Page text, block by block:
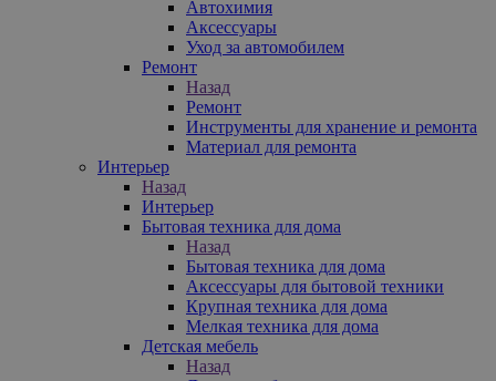
Автохимия
Аксессуары
Уход за автомобилем
Ремонт
Назад
Ремонт
Инструменты для хранение и ремонта
Материал для ремонта
Интерьер
Назад
Интерьер
Бытовая техника для дома
Назад
Бытовая техника для дома
Аксессуары для бытовой техники
Крупная техника для дома
Мелкая техника для дома
Детская мебель
Назад